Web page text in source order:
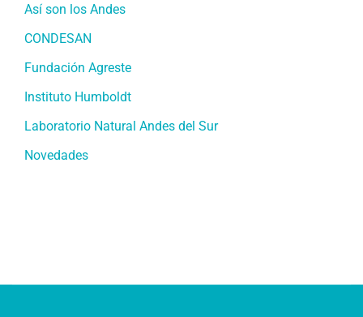
Así son los Andes
CONDESAN
Fundación Agreste
Instituto Humboldt
Laboratorio Natural Andes del Sur
Novedades